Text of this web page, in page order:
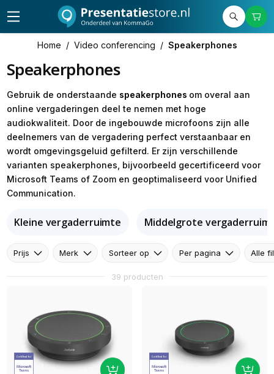
Home / Video conferencing / Speakerphones
Speakerphones
Gebruik de onderstaande speakerphones om overal aan
online vergaderingen deel te nemen met hoge
audiokwaliteit. Door de ingebouwde microfoons zijn alle
deelnemers van de vergadering perfect verstaanbaar en
wordt omgevingsgeluid gefilterd. Er zijn verschillende
varianten speakerphones, bijvoorbeeld gecertificeerd voor
Microsoft Teams of Zoom en geoptimaliseerd voor Unified
Communication.
Kleine vergaderruimte Middelgrote
Prijs Merk Sorteer op Per pagina Alle
39 producten